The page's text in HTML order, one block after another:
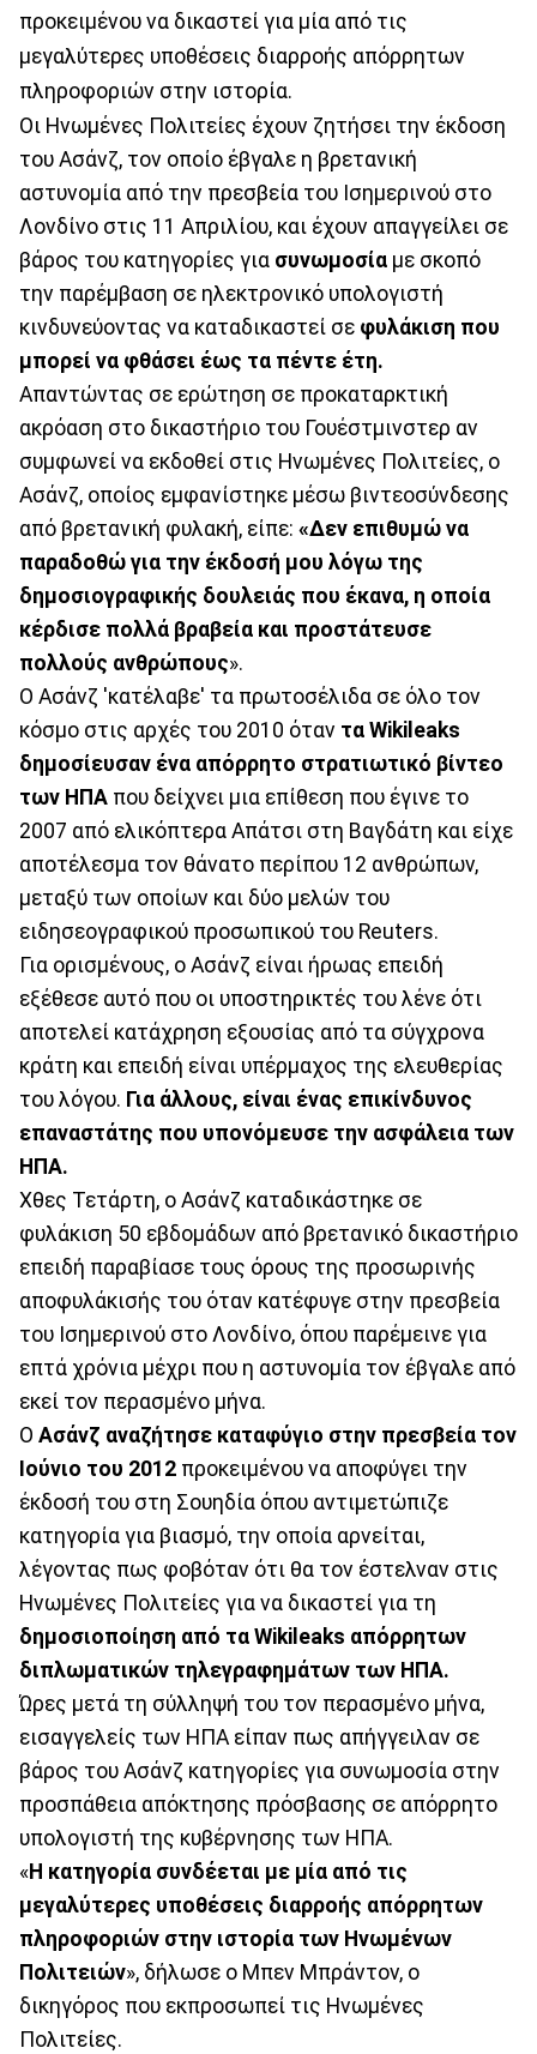
προκειμένου να δικαστεί για μία από τις
μεγαλύτερες υποθέσεις διαρροής απόρρητων
πληροφοριών στην ιστορία.
Οι Ηνωμένες Πολιτείες έχουν ζητήσει την έκδοση
του Ασάνζ, τον οποίο έβγαλε η βρετανική
αστυνομία από την πρεσβεία του Ισημερινού στο
Λονδίνο στις 11 Απριλίου, και έχουν απαγγείλει σε
βάρος του κατηγορίες για συνωμοσία με σκοπό
την παρέμβαση σε ηλεκτρονικό υπολογιστή
κινδυνεύοντας να καταδικαστεί σε φυλάκιση που
μπορεί να φθάσει έως τα πέντε έτη.
Απαντώντας σε ερώτηση σε προκαταρκτική
ακρόαση στο δικαστήριο του Γουέστμινστερ αν
συμφωνεί να εκδοθεί στις Ηνωμένες Πολιτείες, ο
Ασάνζ, οποίος εμφανίστηκε μέσω βιντεοσύνδεσης
από βρετανική φυλακή, είπε: «Δεν επιθυμώ να
παραδοθώ για την έκδοσή μου λόγω της
δημοσιογραφικής δουλειάς που έκανα, η οποία
κέρδισε πολλά βραβεία και προστάτευσε
πολλούς ανθρώπους».
Ο Ασάνζ 'κατέλαβε' τα πρωτοσέλιδα σε όλο τον
κόσμο στις αρχές του 2010 όταν τα Wikileaks
δημοσίευσαν ένα απόρρητο στρατιωτικό βίντεο
των ΗΠΑ που δείχνει μια επίθεση που έγινε το
2007 από ελικόπτερα Απάτσι στη Βαγδάτη και είχε
αποτέλεσμα τον θάνατο περίπου 12 ανθρώπων,
μεταξύ των οποίων και δύο μελών του
ειδησεογραφικού προσωπικού του Reuters.
Για ορισμένους, ο Ασάνζ είναι ήρωας επειδή
εξέθεσε αυτό που οι υποστηρικτές του λένε ότι
αποτελεί κατάχρηση εξουσίας από τα σύγχρονα
κράτη και επειδή είναι υπέρμαχος της ελευθερίας
του λόγου. Για άλλους, είναι ένας επικίνδυνος
επαναστάτης που υπονόμευσε την ασφάλεια των
ΗΠΑ.
Χθες Τετάρτη, ο Ασάνζ καταδικάστηκε σε
φυλάκιση 50 εβδομάδων από βρετανικό δικαστήριο
επειδή παραβίασε τους όρους της προσωρινής
αποφυλάκισής του όταν κατέφυγε στην πρεσβεία
του Ισημερινού στο Λονδίνο, όπου παρέμεινε για
επτά χρόνια μέχρι που η αστυνομία τον έβγαλε από
εκεί τον περασμένο μήνα.
Ο Ασάνζ αναζήτησε καταφύγιο στην πρεσβεία τον
Ιούνιο του 2012 προκειμένου να αποφύγει την
έκδοσή του στη Σουηδία όπου αντιμετώπιζε
κατηγορία για βιασμό, την οποία αρνείται,
λέγοντας πως φοβόταν ότι θα τον έστελναν στις
Ηνωμένες Πολιτείες για να δικαστεί για τη
δημοσιοποίηση από τα Wikileaks απόρρητων
διπλωματικών τηλεγραφημάτων των ΗΠΑ.
Ώρες μετά τη σύλληψή του τον περασμένο μήνα,
εισαγγελείς των ΗΠΑ είπαν πως απήγγειλαν σε
βάρος του Ασάνζ κατηγορίες για συνωμοσία στην
προσπάθεια απόκτησης πρόσβασης σε απόρρητο
υπολογιστή της κυβέρνησης των ΗΠΑ.
«Η κατηγορία συνδέεται με μία από τις
μεγαλύτερες υποθέσεις διαρροής απόρρητων
πληροφοριών στην ιστορία των Ηνωμένων
Πολιτειών», δήλωσε ο Μπεν Μπράντον, ο
δικηγόρος που εκπροσωπεί τις Ηνωμένες
Πολιτείες.